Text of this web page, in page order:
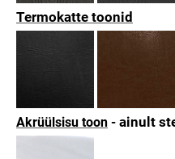
Termokatte toonid
Akrüülsisu toon - ainult